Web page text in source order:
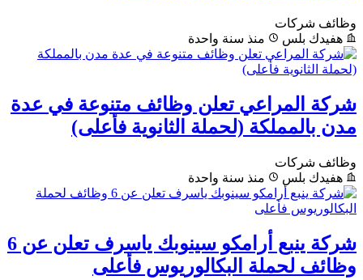
وظائف شركات
هفيدك بلس
منذ سنة واحدة
شركة المراعي تعلن وظائف متنوعة في عدة
مدن بالمملكة (لحملة الثانوية فأعلى)
وظائف شركات
هفيدك بلس
منذ سنة واحدة
شركة ينبع أرامكو سينوبك ياسرف تعلن عن 6
وظائف لحملة البكالوريوس فأعلى